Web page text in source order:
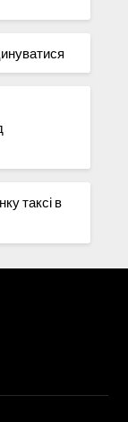
таксі в